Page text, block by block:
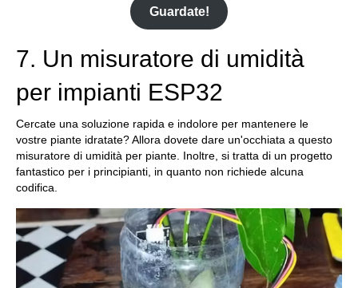
Guardate!
7. Un misuratore di umidità
per impianti ESP32
Cercate una soluzione rapida e indolore per mantenere le
vostre piante idratate? Allora dovete dare un'occhiata a questo
misuratore di umidità per piante. Inoltre, si tratta di un progetto
fantastico per i principianti, in quanto non richiede alcuna
codifica.